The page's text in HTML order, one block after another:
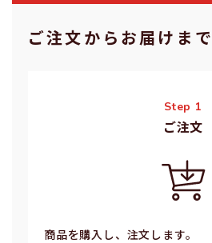
ご注⽂からお届けま
Step 1
ご注⽂
商品を購入し、注文します。